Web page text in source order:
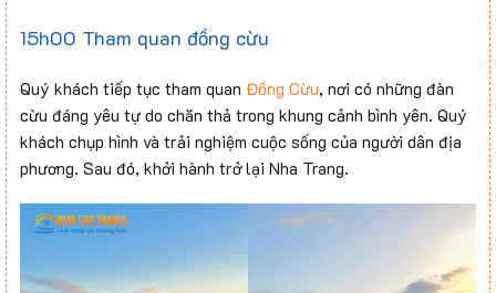
15h00 Tham quan đồng cừu
Quý khách tiếp tục tham quan Đồng Cừu, nơi có những đàn
cừu đáng yêu tự do chăn thả trong khung cảnh bình yên. Quý
khách chụp hình và trải nghiệm cuộc sống của người dân địa
phương. Sau đó, khởi hành trở lại Nha Trang.